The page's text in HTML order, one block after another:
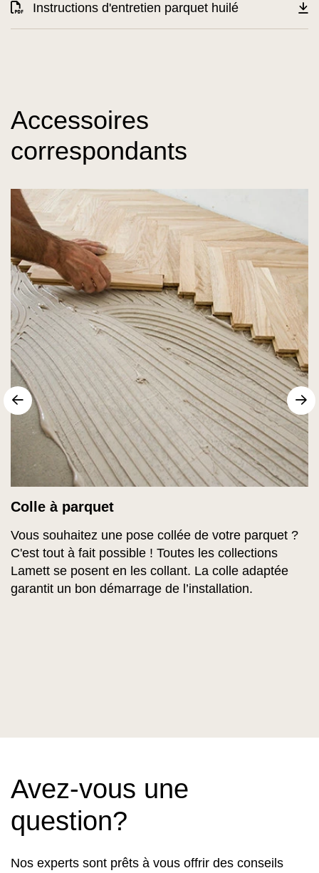
Instructions d'entretien parquet huilé
Accessoires
correspondants
Colle à parquet
Vous souhaitez une pose collée de votre parquet ?
C'est tout à fait possible ! Toutes les collections
Lamett se posent en les collant. La colle adaptée
garantit un bon démarrage de l’installation.
sr.arrow prev
Avez-vous une
question?
Nos experts sont prêts à vous offrir des conseils